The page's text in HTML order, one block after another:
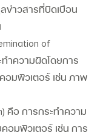
ข่าวสารที่บิดเบือน
of
ำความผิดโดยการ
อมพิวเตอร์ เช่น ภาพ
คือ การกระทำความ
อมพิวเตอร์ เช่น การ